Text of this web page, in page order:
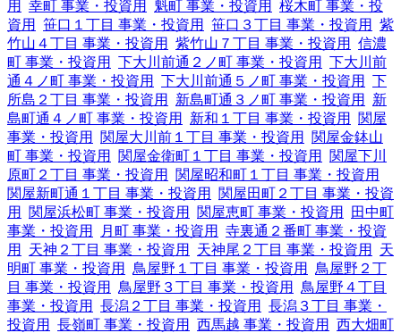
用
幸町 事業・投資用 魁町 事業・投資用
桜木町 事業・投
資用
笹口１丁目 事業・投資用 笹口３丁目 事業・投資用
紫
竹山４丁目 事業・投資用
紫竹山７丁目 事業・投資用
信濃
町 事業・投資用
下大川前通２ノ町 事業・投資用
下大川前
通４ノ町 事業・投資用
下大川前通５ノ町 事業・投資用
下
所島２丁目 事業・投資用
新島町通３ノ町 事業・投資用
新
島町通４ノ町 事業・投資用
新和１丁目 事業・投資用
関屋
事業・投資用
関屋大川前１丁目 事業・投資用
関屋金鉢山
町 事業・投資用
関屋金衛町１丁目 事業・投資用
関屋下川
原町２丁目 事業・投資用
関屋昭和町１丁目 事業・投資用
関屋新町通１丁目 事業・投資用
関屋田町２丁目 事業・投資
用
関屋浜松町 事業・投資用 関屋恵町 事業・投資用
田中町
事業・投資用
月町 事業・投資用
寺裏通２番町 事業・投資
用
天神２丁目 事業・投資用 天神尾２丁目 事業・投資用
天
明町 事業・投資用
鳥屋野１丁目 事業・投資用
鳥屋野２丁
目 事業・投資用
鳥屋野３丁目 事業・投資用
鳥屋野４丁目
事業・投資用
長潟２丁目 事業・投資用
長潟３丁目 事業・
投資用
長嶺町 事業・投資用 西馬越 事業・投資用
西大畑町